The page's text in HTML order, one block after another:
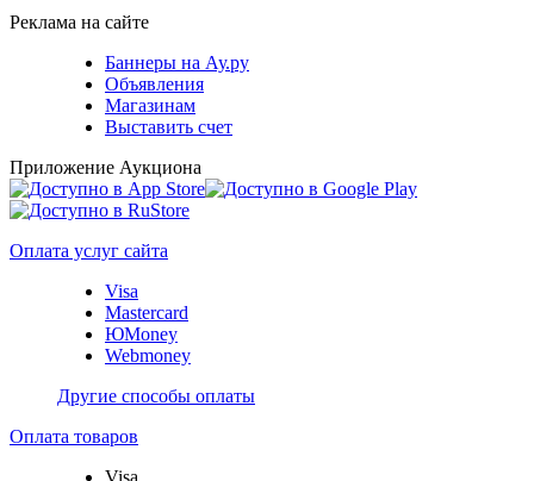
Реклама на сайте
Баннеры на Ау.ру
Объявления
Магазинам
Выставить счет
Приложение Аукциона
Оплата услуг сайта
Visa
Mastercard
ЮMoney
Webmoney
Другие способы оплаты
Оплата товаров
Visa